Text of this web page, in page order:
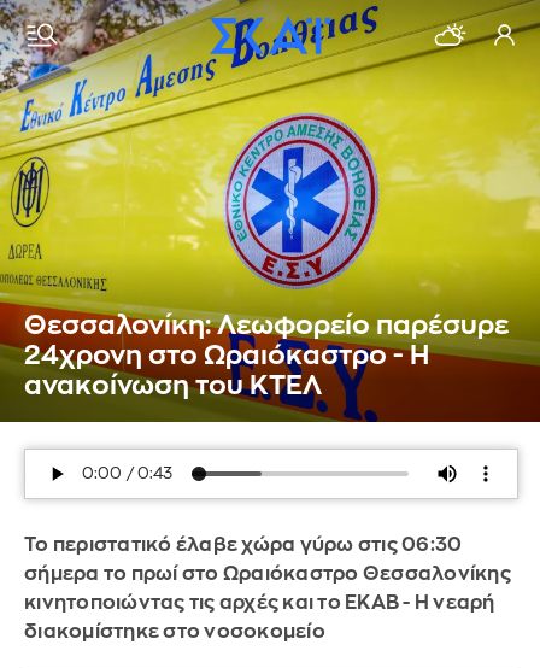
Θεσσαλονίκη: Λεωφορείο παρέσυρε
24χρονη στο Ωραιόκαστρο - Η
ανακοίνωση του ΚΤΕΛ
Το περιστατικό έλαβε χώρα γύρω στις 06:30
σήμερα το πρωί στο Ωραιόκαστρο Θεσσαλονίκης
κινητοποιώντας τις αρχές και το ΕΚΑΒ - Η νεαρή
διακομίστηκε στο νοσοκομείο